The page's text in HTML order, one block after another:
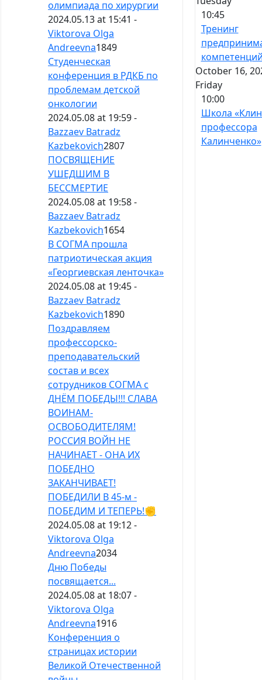
олимпиада по хирургии
2024.05.13 at 15:41 -
Viktorova Olga
Andreevna1849
Студенческая
конференция в РДКБ по
проблемам детской
онкологии
2024.05.08 at 19:59 -
Bazzaev Batradz
Kazbekovich2807
ПОСВЯЩЕНИЕ
УШЕДШИМ В
БЕССМЕРТИЕ
2024.05.08 at 19:58 -
Bazzaev Batradz
Kazbekovich1654
В СОГМА прошла
патриотическая акция
«Георгиевская ленточка»
2024.05.08 at 19:45 -
Bazzaev Batradz
Kazbekovich1890
Поздравляем
профессорско-
преподавательский
состав и всех
сотрудников СОГМА с
ДНЁМ ПОБЕДЫ!!! СЛАВА
ВОИНАМ-
ОСВОБОДИТЕЛЯМ!
РОССИЯ ВОЙН НЕ
НАЧИНАЕТ - ОНА ИХ
ПОБЕДНО
ЗАКАНЧИВАЕТ!
ПОБЕДИЛИ В 45-м -
ПОБЕДИМ И ТЕПЕРЬ!✊
2024.05.08 at 19:12 -
Viktorova Olga
Andreevna2034
Дню Победы
посвящается...
2024.05.08 at 18:07 -
Viktorova Olga
Andreevna1916
Конференция о
страницах истории
Великой Отечественной
10:45
Тренинг
October 16,
Friday
10:00
Школа
профессора
Калинченко»